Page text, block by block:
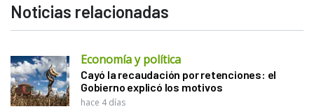
Noticias relacionadas
Economía y política
Cayó la recaudación por retenciones: el
Gobierno explicó los motivos
hace 4 días